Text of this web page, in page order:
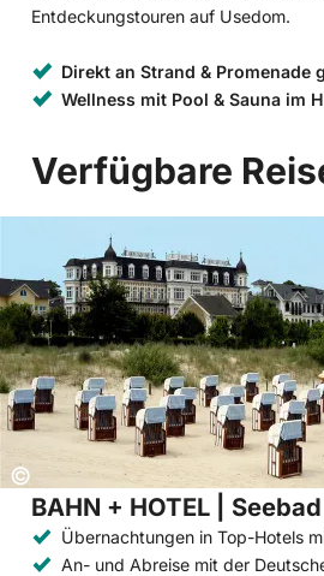
Entdeckungstouren auf Usedom.
Direkt an Strand & Promenade
Wellness mit Pool & Sauna im
Verfügbare
Copyright:
©
BAHN + HOTEL |
Übernachtungen in Top-Hotels
An- und Abreise mit der